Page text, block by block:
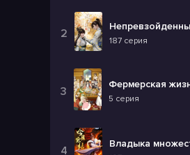
187 серия
Фермерская
5 серия
Владыка